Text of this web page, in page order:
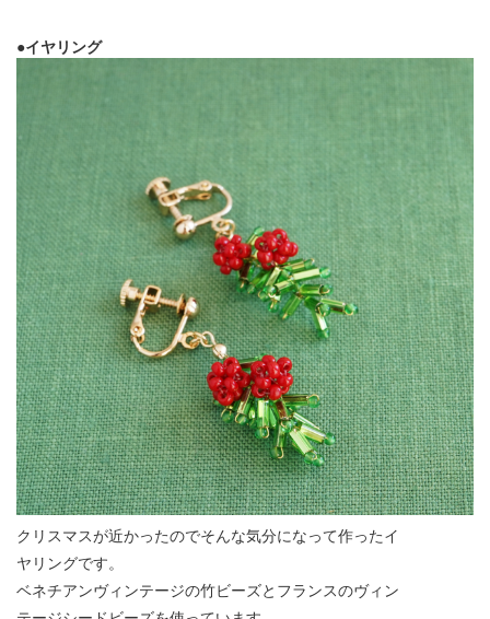
●イヤリング
クリスマスが近かったのでそんな気分になって作ったイ
ヤリングです。
ベネチアンヴィンテージの竹ビーズとフランスのヴィン